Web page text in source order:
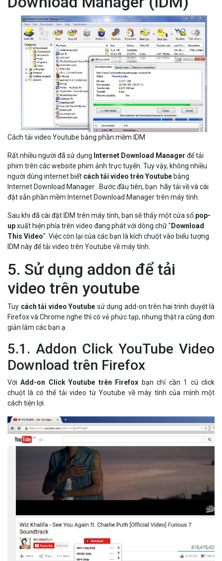
Cách tải video Youtube bằng phần mềm IDM
Rất nhiều người đã sử dụng Internet Download Manager để tải
phim trên các website phim ảnh trực tuyến. Tuy vậy, không nhiều
người dùng internet biết cách tải video trên Youtubebằng
Internet Download Manager . Bước đầu tiên, bạn hãy tải về và cài
đặt sẵn phần mềm Internet Download Manager trên máy tính.
Sau khi đã cài đặt IDM trên máy tính, bạn sẽ thấy một cửa sổ pop-
upxuất hiện phía trên video đang phát với dòng chữ "Download
This Video". Việc còn lại của các bạn là kích chuột vào biểu tượng
IDM này để tải video trên Youtube về máy tính.
5. Sử dụng addon để tải
video trên youtube
Tuy cách tải video Youtube sử dụng add-on trên hai trình duyệt là
Firefox và Chrome nghe thì có vẻ phức tạp, nhưng thật ra cũng đơn
giản lắm các bạn ạ.
5.1. Addon Click YouTube Video
Download trên Firefox
VớiAdd-on Click Youtube trên Firefox bạn chỉ cần 1 cú click
chuột là có thể tải video từ Youtube về máy tính của mình một
cách tiện lợi.